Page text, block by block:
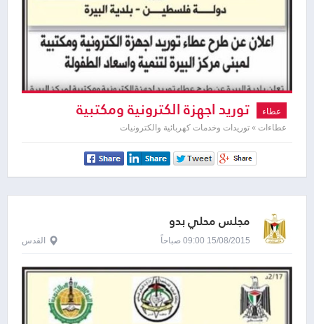
عطاء توريد اجهزة الكترونية ومكتبية
عطاءات » توريدات وخدمات كهربائية والكترونيات
مجلس محلي بدو
15/08/2015 09:00 صباحاً القدس